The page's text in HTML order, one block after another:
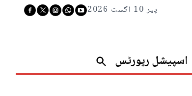
پیر 10 اگست 2026
اسپیشل رپورٹس